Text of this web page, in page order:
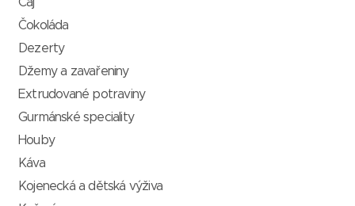
Čaj
Čokoláda
Dezerty
Džemy a zavařeniny
Extrudované potraviny
Gurmánské speciality
Houby
Káva
Kojenecká a dětská výživa